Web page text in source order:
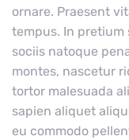
ornare. Praesent
tempus. In pretium
sociis natoque
montes, nascetur
tortor malesuada
sapien aliquet
eu commodo